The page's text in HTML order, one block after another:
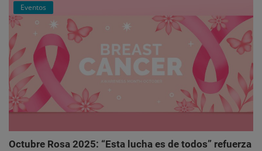
Eventos
Octubre Rosa 2025: “Esta lucha es de todos” refuerza